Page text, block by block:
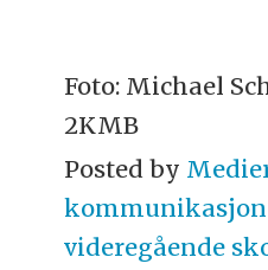
Foto: Michael
2KMB
Posted by
videregående